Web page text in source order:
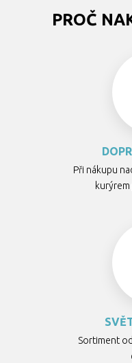
PROČ
Při nákupu
kurýrem
Sortiment